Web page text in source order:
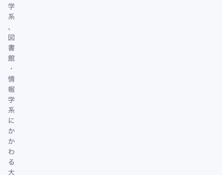
学
系
、
図
書
館
・
情
報
学
系
に
か
か
わ
る
大